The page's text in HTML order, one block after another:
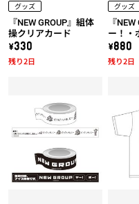
グッズ
『NEW GROUP』組体
操クリアカード
\330
残り2日
グッズ
『
ー！・
セット
\880
残り2日